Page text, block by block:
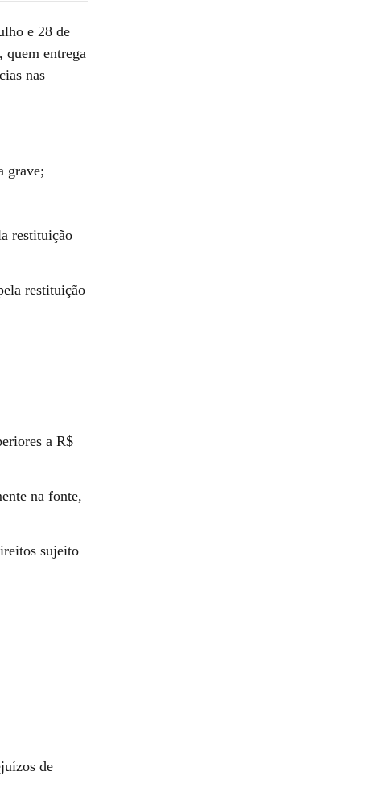
e 28 de
quem entrega
nas
grave;
restituição
restituição
a R$
na fonte,
sujeito
de